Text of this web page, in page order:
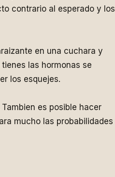
contrario al esperado y los
en una cuchara y
las hormonas se
los esquejes.
es posible hacer
mucho las probabilidades